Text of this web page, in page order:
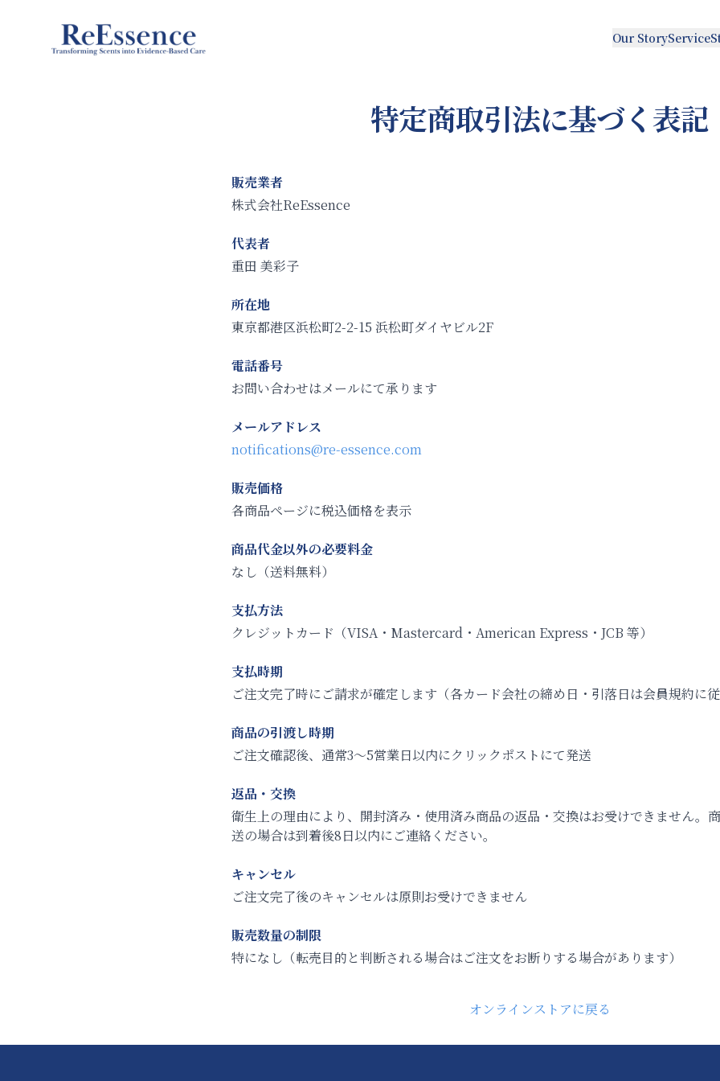
ReEssence
Our StoryService
特定商取引法に基づく表記
販売業者
株式会社ReEssence
代表者
重田 美彩子
所在地
東京都港区浜松町2-2-15 浜松町ダイヤビル2F
電話番号
お問い合わせはメールにて承ります
メールアドレス
notifications@re-essence.com
販売価格
各商品ページに税込価格を表示
商品代金以外の必要料金
なし（送料無料）
支払方法
クレジットカード（VISA・Mastercard・American Express・JCB 等）
支払時期
ご注文完了時にご請求が確定します（各カード会社の締め日・引落日は会員規約に
商品の引渡し時期
ご注文確認後、通常3〜5営業日以内にクリックポストにて発送
返品・交換
衛生上の理由により、開封済み・使用済み商品の返品・交換はお受けできません。
送の場合は到着後8日以内にご連絡ください。
キャンセル
ご注文完了後のキャンセルは原則お受けできません
販売数量の制限
特になし（転売目的と判断される場合はご注文をお断りする場合があります）
オンラインストアに戻る